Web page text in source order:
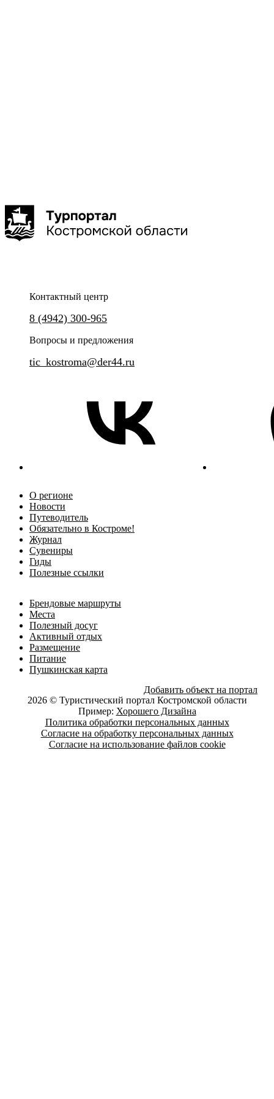
Контактный центр
8 (4942) 300-965
Вопросы и предложения
tic_kostroma@der44.ru
О регионе
Новости
Путеводитель
Обязательно в Костроме!
Журнал
Сувениры
Гиды
Полезные ссылки
Брендовые маршруты
Места
Полезный досуг
Активный отдых
Размещение
Питание
Пушкинская карта
Добавить объект на портал
2026 © Туристический портал Костромской области
Пример: Хорошего Дизайна
Политика обработки персональных данных
Согласие на обработку персональных данных
Согласие на использование файлов cookie